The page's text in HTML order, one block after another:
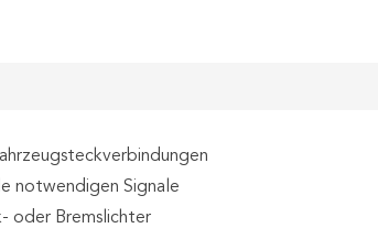
notwendigen Signale
oder Bremslichter